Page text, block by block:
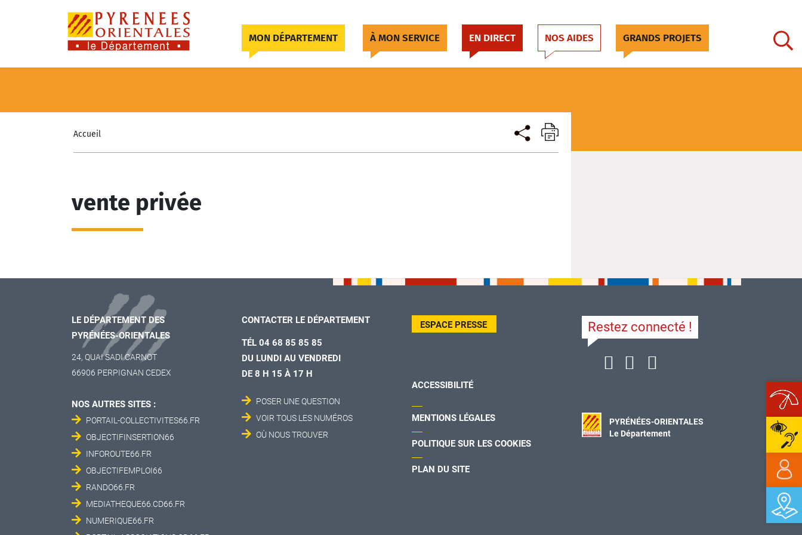
MON DÉPARTEMENT À MON SERVICE EN DIRECT NOS AIDES GRANDS PROJETS
Accueil
vente privée
LE DÉPARTEMENT DES
PYRÉNÉES-ORIENTALES
24, QUAI SADI CARNOT
66906 PERPIGNAN CEDEX
NOS AUTRES SITES :
PORTAIL-COLLECTIVITES66.FR
OBJECTIFINSERTION66
INFOROUTE66.FR
OBJECTIFEMPLOI66
RANDO66.FR
MEDIATHEQUE66.CD66.FR
NUMERIQUE66.FR
CONTACTER LE DÉPARTEMENT
TÉL 04 68 85 85 85
DU LUNDI AU VENDREDI
DE 8 H 15 À 17 H
POSER UNE QUESTION
VOIR TOUS LES NUMÉROS
OÙ NOUS TROUVER
ESPACE PRESSE
ACCESSIBILITÉ
MENTIONS LÉGALES
POLITIQUE SUR LES COOKIES
PLAN DU SITE
Restez connecté !
PYRÉNÉES-ORIENTALES
Le Département